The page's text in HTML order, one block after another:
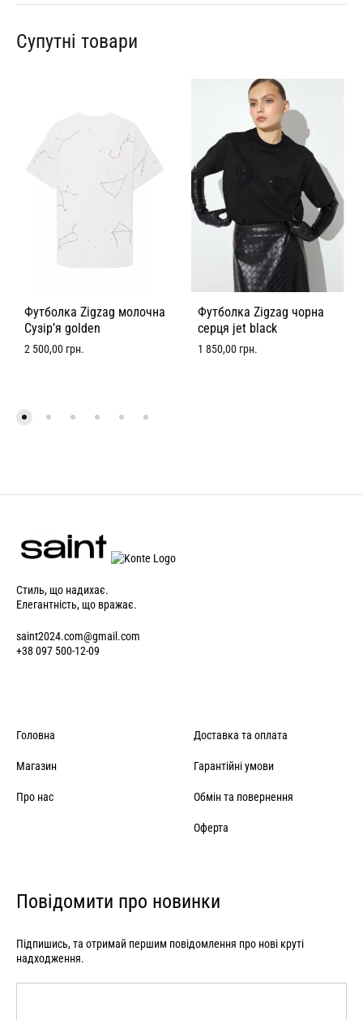
Супутні товари
Футболка Zigzag молочна
Сузір’я golden
2 500,00 грн.
Футболка Zigzag чорна
серця jet black
1 850,00 грн.
Стиль, що надихає.
Елегантність, що вражає.
saint2024.com@gmail.com
+38 097 500-12-09
Головна
Магазин
Про нас
Доставка та оплата
Гарантійні умови
Обмін та повернення
Оферта
Повідомити про новинки
Підпишись, та отримай першим повідомлення про нові круті
надходження.